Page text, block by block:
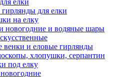
елки
для елки
на елку
новогодние и водяные шары
венки и еловые гирлянды
хлопушки, серпантин
под елку